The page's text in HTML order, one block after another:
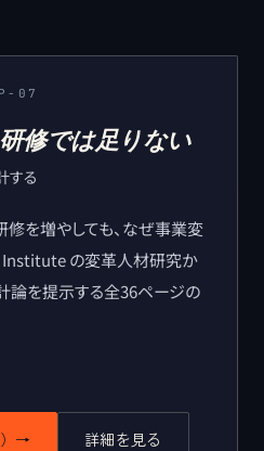
07
修では足りない
する
修を増やしても、なぜ事業変
Institute の変革人材研究か
論を提示する全36ページの
→ 詳細を見る